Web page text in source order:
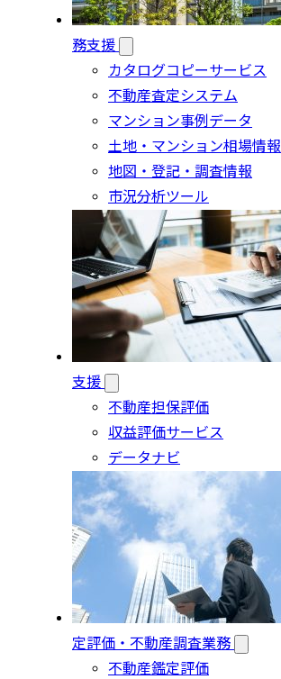
務支援
カタログコピーサービス
不動産査定システム
マンション事例データ
土地・マンション相場情報
地図・登記・調査情報
市況分析ツール
支援
不動産担保評価
収益評価サービス
データナビ
定評価・不動産調査業務
不動産鑑定評価